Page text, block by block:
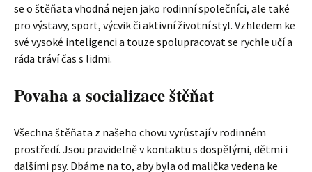
se o štěňata vhodná nejen jako rodinní společníci, ale také
pro výstavy, sport, výcvik či aktivní životní styl. Vzhledem ke
své vysoké inteligenci a touze spolupracovat se rychle učí a
ráda tráví čas s lidmi.
Povaha a socializace štěňat
Všechna štěňata z našeho chovu vyrůstají v rodinném
prostředí. Jsou pravidelně v kontaktu s dospělými, dětmi i
dalšími psy. Dbáme na to, aby byla od malička vedena ke